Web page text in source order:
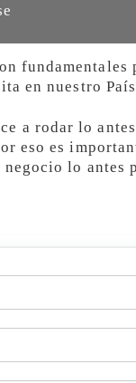
fundamentales
en nuestro
a rodar lo
eso es
lo antes